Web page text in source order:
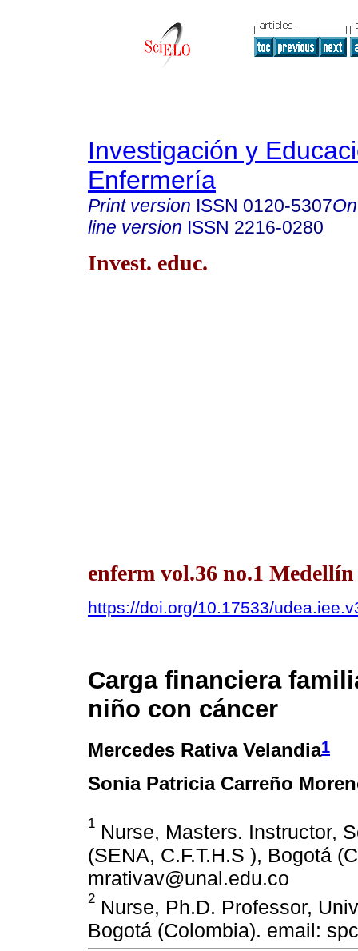
Investigación y
Enfermería
Print version ISSN 0120-5307
line version ISSN 2216-0280
Invest. educ.
enferm vol.36 no.1
https://doi.org/10.17533/
Carga financiera
niño con cáncer
Mercedes Rativa Velandia1
Sonia Patricia Carreño
1 Nurse, Masters. Instructor,
(SENA, C.F.T.H.S ), Bogotá
mrativav@unal.edu.co
2 Nurse, Ph.D. Professor,
Bogotá (Colombia). email: